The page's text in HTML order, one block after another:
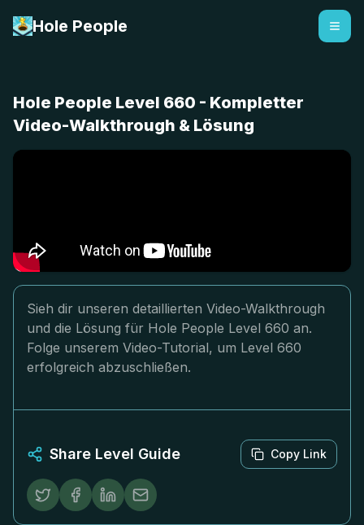
Hole People
Hole People Level 660 - Kompletter
Video-Walkthrough & Lösung
Sieh dir unseren detaillierten Video-Walkthrough
und die Lösung für Hole People Level 660 an.
Folge unserem Video-Tutorial, um Level 660
erfolgreich abzuschließen.
Share Level Guide Copy Link